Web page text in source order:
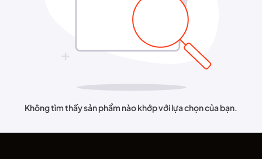
Không tìm thấy sản phẩm nào khớp với lựa chọn của bạn.